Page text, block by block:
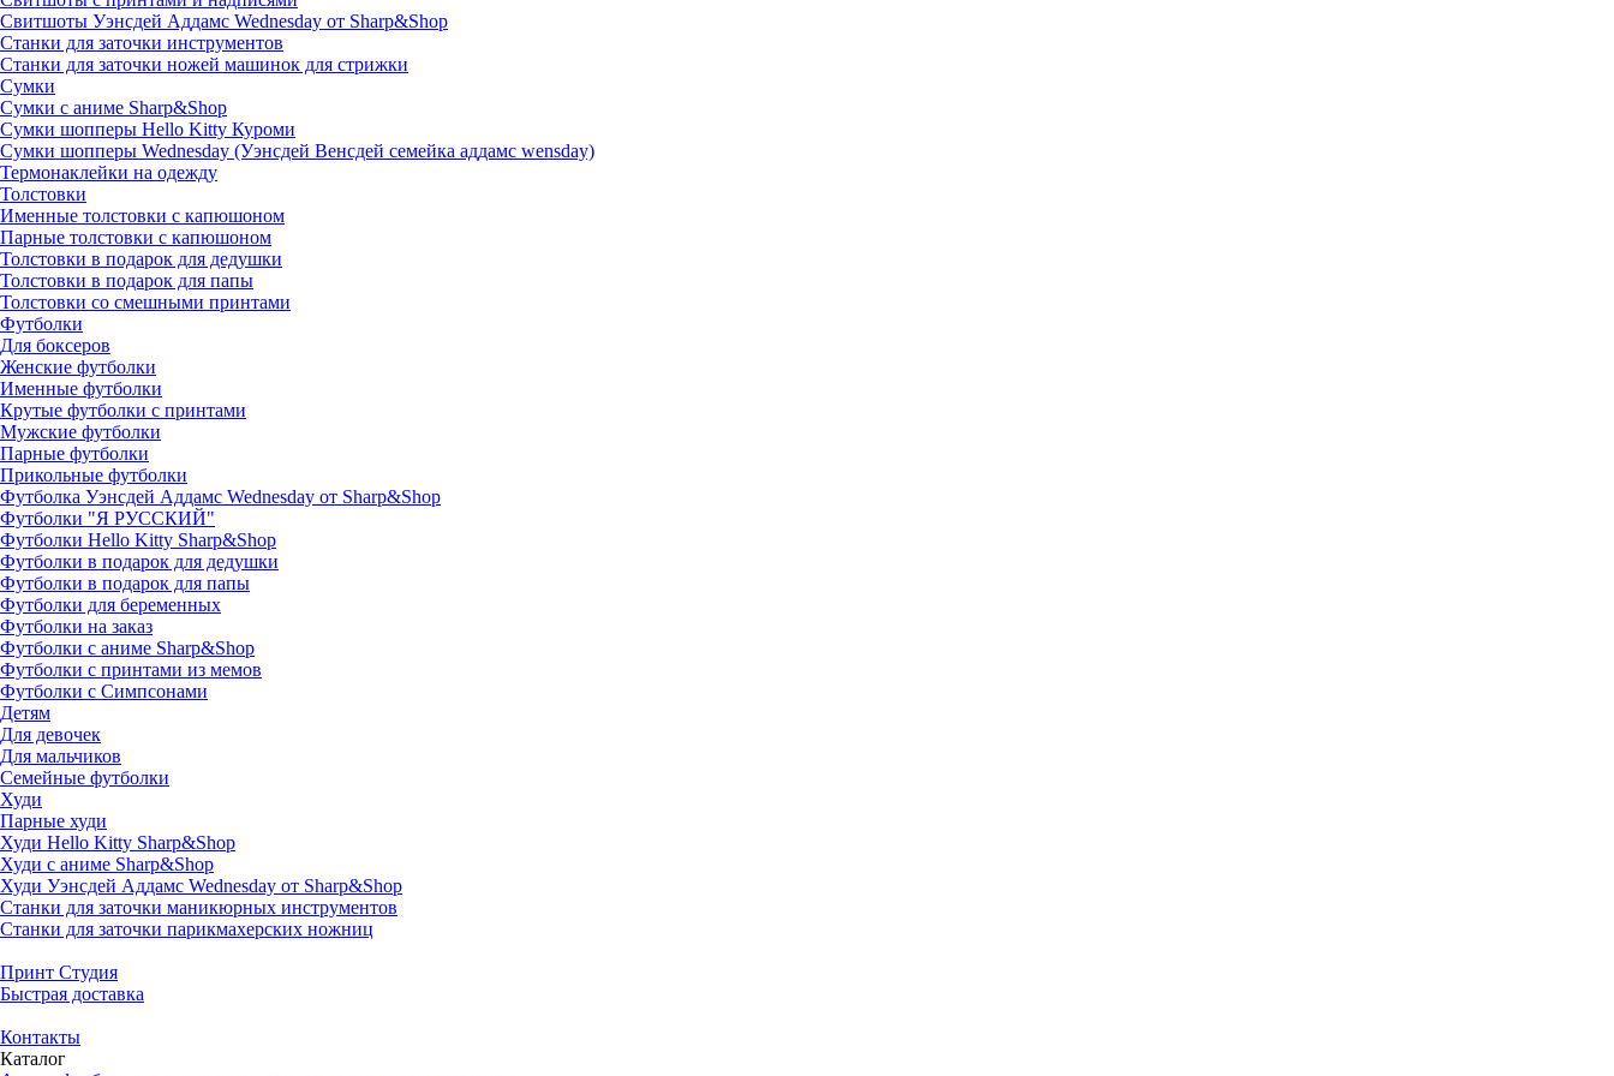
Свитшоты Уэнсдей Аддамс Wednesday от Sharp&Shop
Станки для заточки инструментов
Станки для заточки ножей машинок для стрижки
Сумки
Сумки с аниме Sharp&Shop
Сумки шопперы Hello Kitty Куроми
Сумки шопперы Wednesday (Уэнсдей Венсдей семейка аддамс wensday)
Термонаклейки на одежду
Толстовки
Именные толстовки с капюшоном
Парные толстовки с капюшоном
Толстовки в подарок для дедушки
Толстовки в подарок для папы
Толстовки со смешными принтами
Футболки
Для боксеров
Женские футболки
Именные футболки
Крутые футболки с принтами
Мужские футболки
Парные футболки
Прикольные футболки
Футболка Уэнсдей Аддамс Wednesday от Sharp&Shop
Футболки "Я РУССКИЙ"
Футболки Hello Kitty Sharp&Shop
Футболки в подарок для дедушки
Футболки в подарок для папы
Футболки для беременных
Футболки на заказ
Футболки с аниме Sharp&Shop
Футболки с принтами из мемов
Футболки с Симпсонами
Детям
Для девочек
Для мальчиков
Семейные футболки
Худи
Парные худи
Худи Hello Kitty Sharp&Shop
Худи с аниме Sharp&Shop
Худи Уэнсдей Аддамс Wednesday от Sharp&Shop
Станки для заточки маникюрных инструментов
Станки для заточки парикмахерских ножниц
Принт Студия
Быстрая доставка
Контакты
Каталог